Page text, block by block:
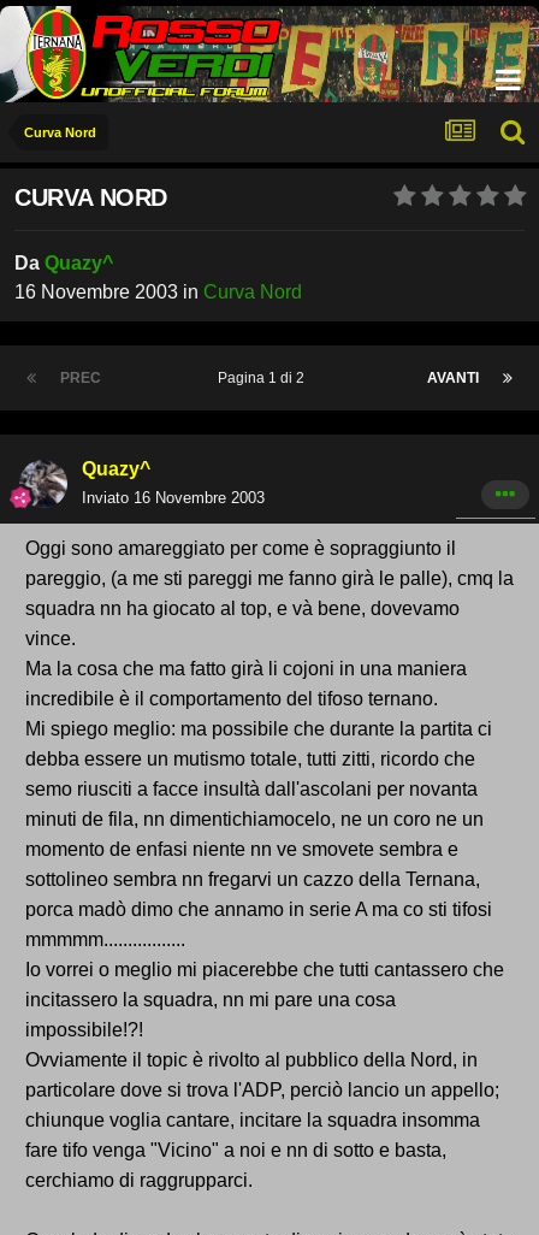
Curva Nord
CURVA NORD
Da Quazy^
16 Novembre 2003 in Curva Nord
PREC AVANTI
Pagina 1 di 2
Quazy^
Inviato 16 Novembre 2003
Oggi sono amareggiato per come è sopraggiunto il
pareggio, (a me sti pareggi me fanno girà le palle), cmq la
squadra nn ha giocato al top, e và bene, dovevamo
vince.
Ma la cosa che ma fatto girà li cojoni in una maniera
incredibile è il comportamento del tifoso ternano.
Mi spiego meglio: ma possibile che durante la partita ci
debba essere un mutismo totale, tutti zitti, ricordo che
semo riusciti a facce insultà dall'ascolani per novanta
minuti de fila, nn dimentichiamocelo, ne un coro ne un
momento de enfasi niente nn ve smovete sembra e
sottolineo sembra nn fregarvi un cazzo della Ternana,
porca madò dimo che annamo in serie A ma co sti tifosi
mmmmm.................
Io vorrei o meglio mi piacerebbe che tutti cantassero che
incitassero la squadra, nn mi pare una cosa
impossibile!?!
Ovviamente il topic è rivolto al pubblico della Nord, in
particolare dove si trova l'ADP, perciò lancio un appello;
chiunque voglia cantare, incitare la squadra insomma
fare tifo venga "Vicino" a noi e nn di sotto e basta,
cerchiamo di raggrupparci.